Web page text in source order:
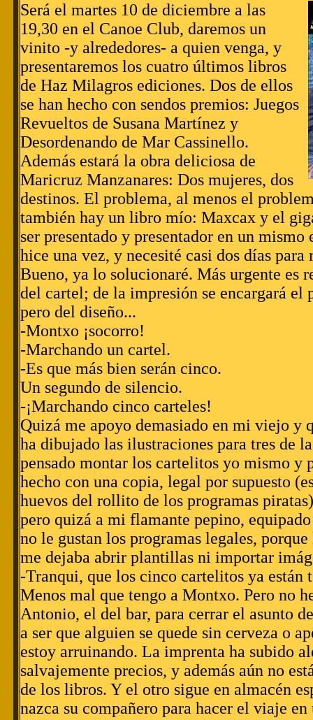
Será el martes 10 de diciembre a las
19,30 en el Canoe Club, daremos un
vinito -y alrededores- a quien venga, y
presentaremos los cuatro últimos libros
de Haz Milagros ediciones. Dos de ellos
se han hecho con sendos premios: Juegos
Revueltos de Susana Martínez y
Desordenando de Mar Cassinello.
Además estará la obra deliciosa de
Maricruz Manzanares: Dos mujeres, dos
destinos. El problema, al menos el
también hay un libro mío: Maxcax y el
ser presentado y presentador en un mismo
hice una vez, y necesité casi dos días para
Bueno, ya lo solucionaré. Más urgente es
del cartel; de la impresión se encargará el
pero del diseño...
-Montxo ¡socorro!
-Marchando un cartel.
-Es que más bien serán cinco.
Un segundo de silencio.
-¡Marchando cinco carteles!
Quizá me apoyo demasiado en mi viejo y
ha dibujado las ilustraciones para tres de
pensado montar los cartelitos yo mismo y
hecho con una copia, legal por supuesto
huevos del rollito de los programas
pero quizá a mi flamante pepino,
no le gustan los programas legales,
me dejaba abrir plantillas ni importar
-Tranqui, que los cinco cartelitos ya están
Menos mal que tengo a Montxo. Pero no
Antonio, el del bar, para cerrar el asunto
a ser que alguien se quede sin cerveza o
estoy arruinando. La imprenta ha subido
salvajemente precios, y además aún no
de los libros. Y el otro sigue en almacén
nazca su compañero para hacer el viaje